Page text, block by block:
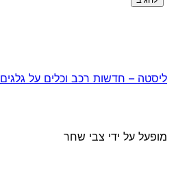
ליסטה – חדשות רכב וכלים על גלגים
מופעל על ידי צבי שחר